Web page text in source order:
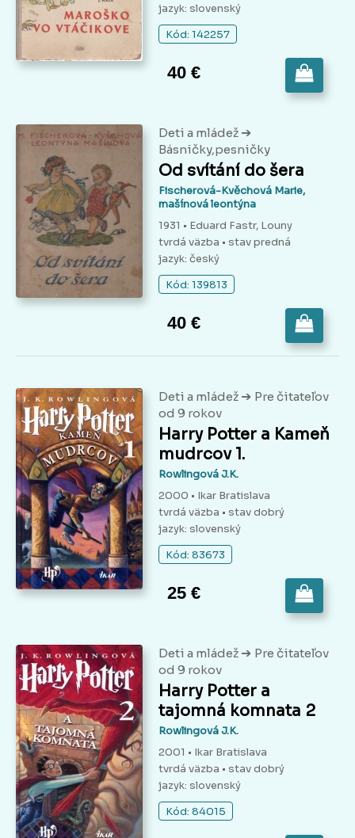
jazyk: slovenský
Kód: 142257
40 €
Deti a mládež ➔
Básničky,pesničky
Od svítání do šera
Fischerová-Kvěchová Marie,
mašínová leontýna
1931 • Eduard Fastr, Louny
tvrdá väzba • stav predná
jazyk: český
Kód: 139813
40 €
Deti a mládež ➔ Pre čitateľov
od 9 rokov
Harry Potter a Kameň
mudrcov 1.
Rowlingová J.K.
2000 • Ikar Bratislava
tvrdá väzba • stav dobrý
jazyk: slovenský
Kód: 83673
25 €
Deti a mládež ➔ Pre čitateľov
od 9 rokov
Harry Potter a
tajomná komnata 2
Rowlingová J.K.
2001 • Ikar Bratislava
tvrdá väzba • stav dobrý
jazyk: slovenský
Kód: 84015